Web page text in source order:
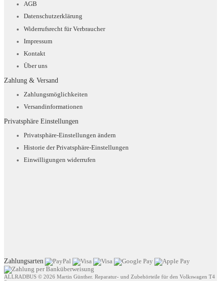
AGB
Datenschutzerklärung
Widerrufsrecht für Verbraucher
Impressum
Kontakt
Über uns
Zahlung & Versand
Zahlungsmöglichkeiten
Versandinformationen
Privatsphäre Einstellungen
Privatsphäre-Einstellungen ändern
Historie der Privatsphäre-Einstellungen
Einwilligungen widerrufen
Zahlungsarten
ALLRADBUS © 2026 Martin Günther. Reparatur- und Zubehörteile für den Volkswagen T4